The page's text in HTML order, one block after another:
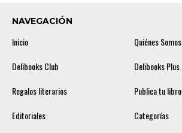
NAVEGACIÓN
Inicio
Quiénes Somos
Delibooks Club
Delibooks Plus
Regalos literarios
Publica tu libro
Editoriales
Categorías